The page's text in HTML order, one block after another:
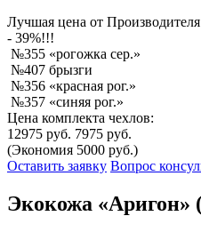
Лучшая цена от
- 39%!!!
№355 «рогожка сер.»
№407 брызги
№356 «красная рог.»
№357 «синяя рог.»
Цена комплекта чехлов:
12975 руб. 7975 руб.
(Экономия 5000 руб.)
Оставить заявку Вопрос
Экокожа «Аригон»